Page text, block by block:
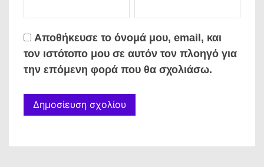
Αποθήκευσε το όνομά μου, email, και
τον ιστότοπο μου σε αυτόν τον πλοηγό για
την επόμενη φορά που θα σχολιάσω.